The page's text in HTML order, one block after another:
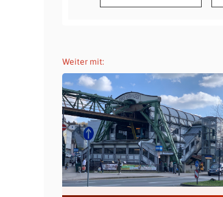
Weiter mit: